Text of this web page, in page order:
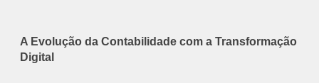
A Evolução da Contabilidade com a Transformação
Digital